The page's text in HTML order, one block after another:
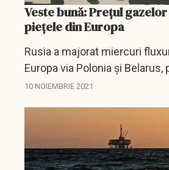
Veste bună: Prețul
piețele din Europa
Rusia a majorat miercuri
Europa via Polonia şi Belarus,
Ucraina, atenuând unele
10 NOIEMBRIE 2021